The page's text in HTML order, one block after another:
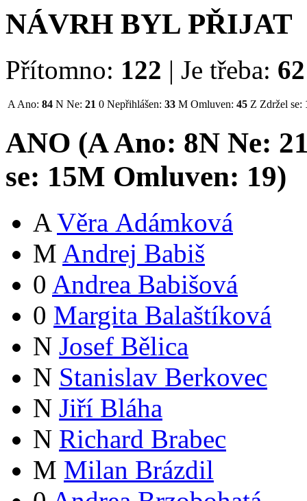
NÁVRH BYL PŘIJAT
Přítomno: 122 | Je třeba: 62
A Ano: 84 N Ne: 21 0 Nepřihlášen: 33 M Omluven: 45 Z Zdržel se:
ANO (AAno: 8N Ne:
se: 15M Omluven: 19)
A Věra Adámková
M Andrej Babiš
0 Andrea Babišová
0 Margita Balaštíková
N Josef Bělica
N Stanislav Berkovec
N Jiří Bláha
N Richard Brabec
M Milan Brázdil